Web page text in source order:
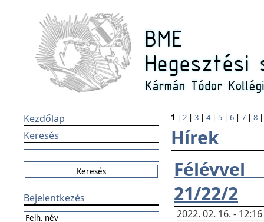
Kezdőlap
Keresés
Bejelentkezés
1 | 2 | 3 | 4| 5 | 6 | 7 | 8
Hírek
21/22/2
2022. 02. 16. -